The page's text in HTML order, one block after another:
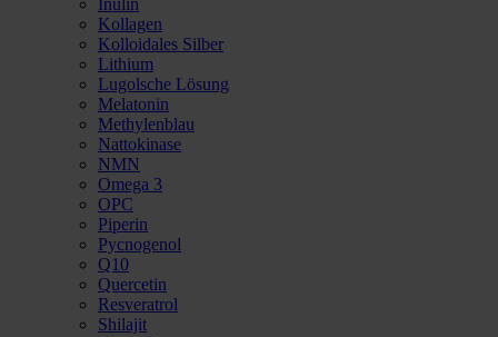
Inulin
Kollagen
Kolloidales Silber
Lithium
Lugolsche Lösung
Melatonin
Methylenblau
Nattokinase
NMN
Omega 3
OPC
Piperin
Pycnogenol
Q10
Quercetin
Resveratrol
Shilajit